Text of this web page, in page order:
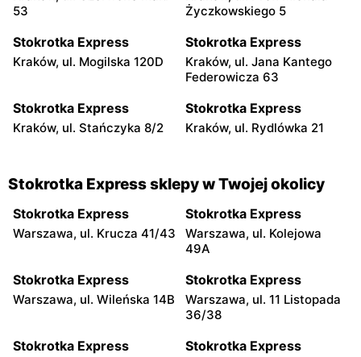
53
Życzkowskiego 5
Stokrotka Express
Kraków, ul. Mogilska 120D
Stokrotka Express
Kraków, ul. Jana Kantego
Federowicza 63
Stokrotka Express
Kraków, ul. Stańczyka 8/2
Stokrotka Express
Kraków, ul. Rydlówka 21
Stokrotka Express sklepy w Twojej okolicy
Stokrotka Express
Warszawa, ul. Krucza 41/43
Stokrotka Express
Warszawa, ul. Kolejowa
49A
Stokrotka Express
Warszawa, ul. Wileńska 14B
Stokrotka Express
Warszawa, ul. 11 Listopada
36/38
Stokrotka Express Stokrotka Express